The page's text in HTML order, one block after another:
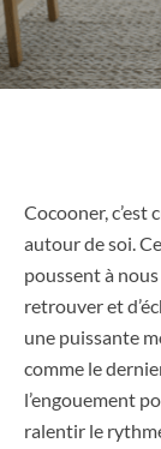
Cocooner,
autour de soi.
poussent à
retrouver et
une puissante
comme le
l’engouement
ralentir le